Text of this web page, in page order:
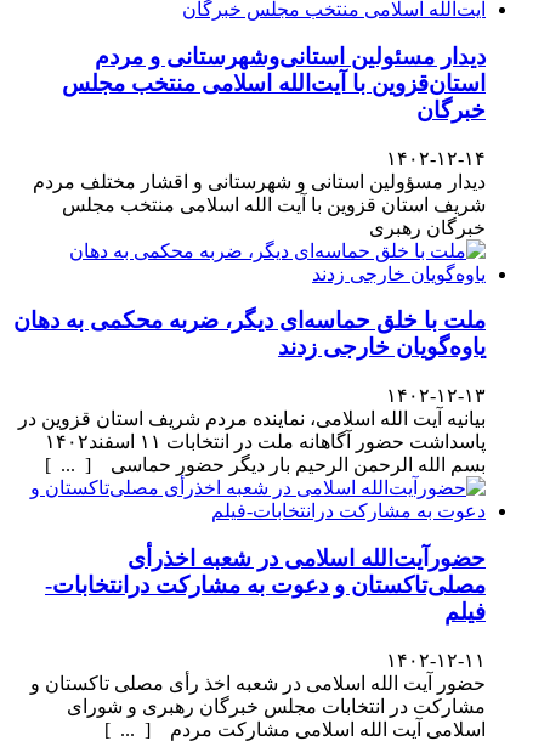
دیدار مسئولین استانی‌وشهرستانی و مردم‌
استان‌قزوین با آیت‌الله‌ اسلامی منتخب مجلس‌
خبرگان
۱۴۰۲-۱۲-۱۴
دیدار مسؤولین استانی و شهرستانی و اقشار مختلف مردم
شریف استان قزوین با آیت الله اسلامی منتخب مجلس
خبرگان رهبری
ملت با خلق حماسه‌ای دیگر، ضربه محکمی به دهان
یاوه‌گویان خارجی زدند
۱۴۰۲-۱۲-۱۳
بیانیه آیت الله اسلامی، نماینده مردم شریف استان قزوین در
پاسداشت حضور آگاهانه ملت در انتخابات ۱۱ اسفند۱۴۰۲
بسم الله الرحمن الرحیم بار دیگر حضور حماسی [ ... ]
حضورآیت‌الله اسلامی در شعبه اخذرأی
مصلی‌تاکستان و دعوت به مشارکت درانتخابات-
فیلم
۱۴۰۲-۱۲-۱۱
حضور آیت الله اسلامی در شعبه اخذ رأی مصلی تاکستان و
مشارکت در انتخابات مجلس خبرگان رهبری و شورای
اسلامی آیت الله اسلامی مشارکت مردم [ ... ]